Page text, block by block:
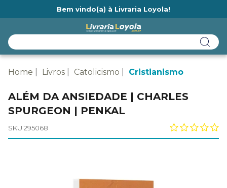
Bem vindo(a) à Livraria Loyola!
Home Livros Catolicismo Cristianismo
ALÉM DA ANSIEDADE | CHARLES
SPURGEON | PENKAL
SKU 295068